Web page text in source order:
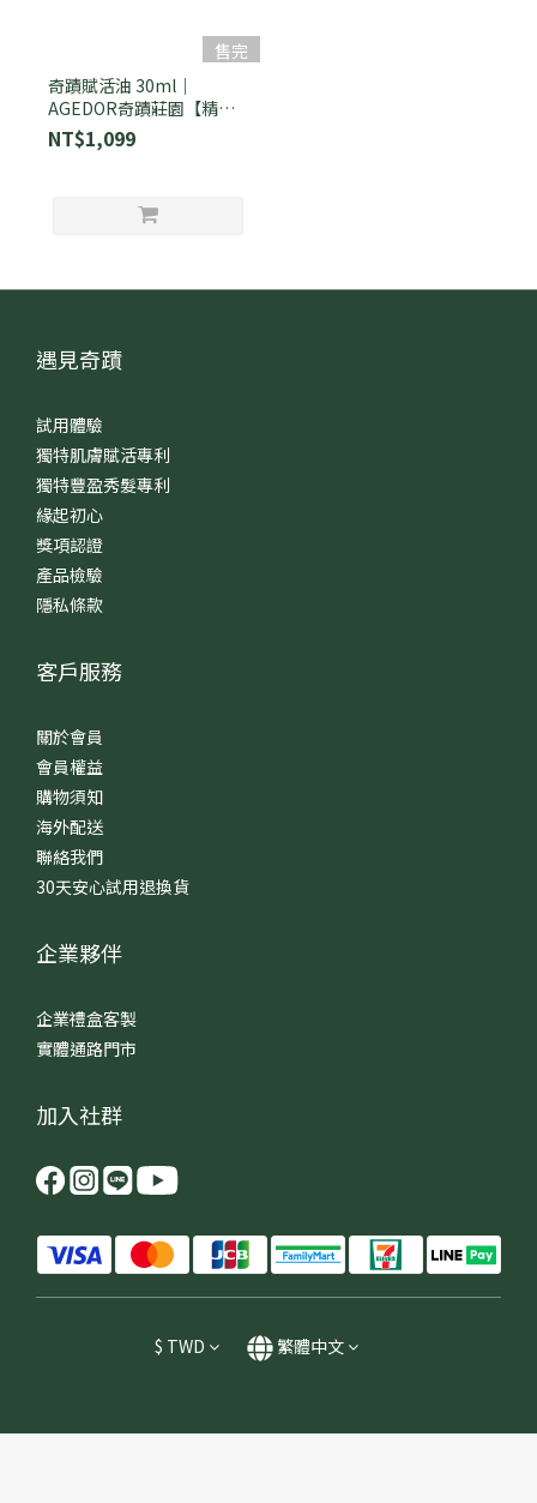
售完
奇蹟賦活油 30ml｜
AGEDOR奇蹟莊園【精華
油/保養油/美容油】
NT$1,099
遇見奇蹟
試用體驗
獨特肌膚賦活專利
獨特豐盈秀髮專利
緣起初心
獎項認證
產品檢驗
隱私條款
客戶服務
關於會員
會員權益
購物須知
海外配送
聯絡我們
30天安心試用退換貨
企業夥伴
企業禮盒客製
實體通路門市
加入社群
$ TWD 繁體中文